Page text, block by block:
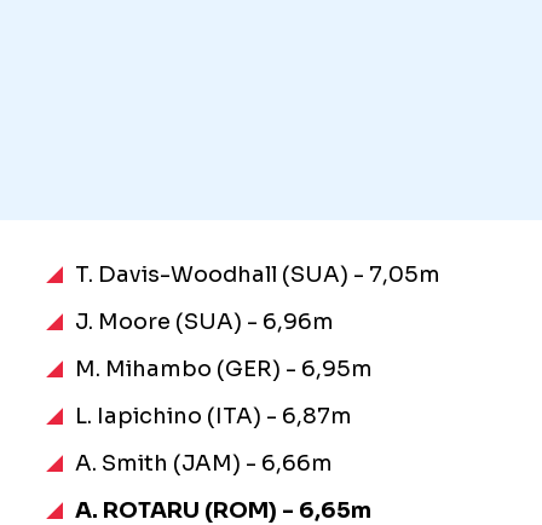
T. Davis-Woodhall (SUA) - 7,05m
J. Moore (SUA) - 6,96m
M. Mihambo (GER) - 6,95m
L. Iapichino (ITA) - 6,87m
A. Smith (JAM) - 6,66m
A. ROTARU (ROM) - 6,65m